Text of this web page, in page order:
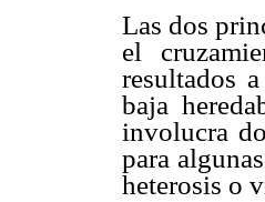
Las dos
el
resultados
baja
involucra
para
heterosis o